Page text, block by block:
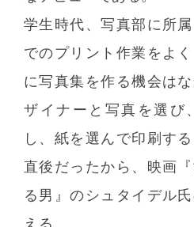
学生時代、写真部に所
でのプリント作業をよ
に写真集を作る機会は
ザイナーと写真を選び
し、紙を選んで印刷す
直後だったから、映画
る男』のシュタイデル
える。